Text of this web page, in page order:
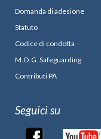
Domanda di adesione
Statuto
Codice di condotta
M.O.G. Safeguarding
Contributi PA
Seguici su